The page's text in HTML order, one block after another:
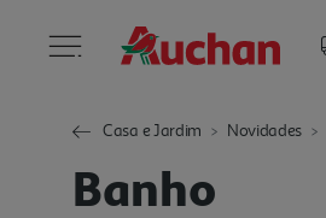
Casa e Jardim Novidades
Banho